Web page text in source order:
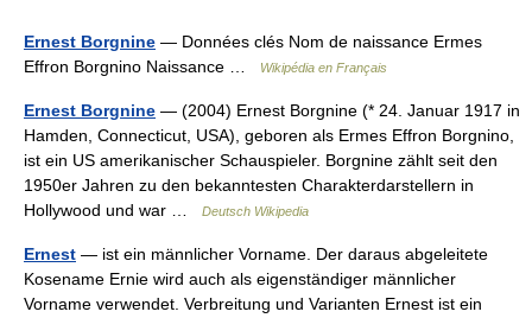
Ernest Borgnine — Données clés Nom de naissance Ermes
Effron Borgnino Naissance …
Wikipédia en Français
Ernest Borgnine — (2004) Ernest Borgnine (* 24. Januar 1917 in
Hamden, Connecticut, USA), geboren als Ermes Effron Borgnino,
ist ein US amerikanischer Schauspieler. Borgnine zählt seit den
1950er Jahren zu den bekanntesten Charakterdarstellern in
Hollywood und war …
Deutsch Wikipedia
Ernest — ist ein männlicher Vorname. Der daraus abgeleitete
Kosename Ernie wird auch als eigenständiger männlicher
Vorname verwendet. Verbreitung und Varianten Ernest ist ein